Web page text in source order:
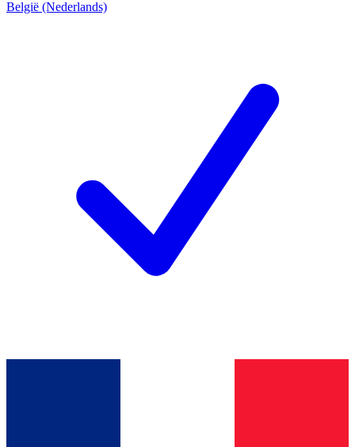
België (Nederlands)